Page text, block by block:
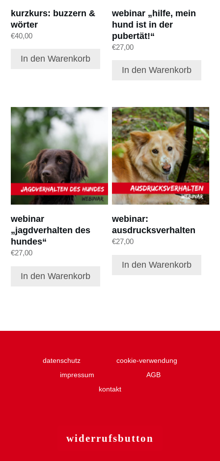
kurzkurs: buzzern &
wörter
€40,00
In den Warenkorb
webinar „hilfe, mein
hund ist in der
pubertät!“
€27,00
In den Warenkorb
webinar
„jagdverhalten des
hundes“
€27,00
In den Warenkorb
webinar:
ausdrucksverhalten
€27,00
In den Warenkorb
datenschutz
cookie-verwendung
impressum
AGB
kontakt
widerrufsbutton